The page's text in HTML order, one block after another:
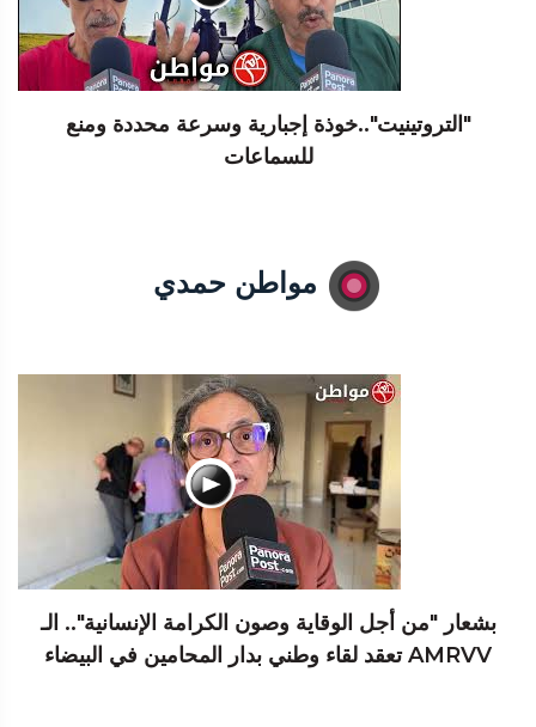
"التروتينيت"..خوذة إجبارية وسرعة محددة ومنع
للسماعات
مواطن حمدي
بشعار "من أجل الوقاية وصون الكرامة الإنسانية".. الـ
AMRVV تعقد لقاء وطني بدار المحامين في البيضاء